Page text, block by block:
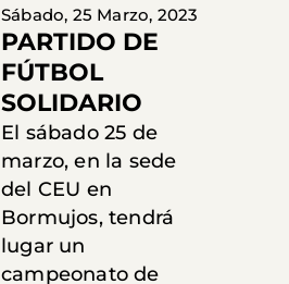
Sábado, 25 Marzo, 2023
PARTIDO DE
FÚTBOL
SOLIDARIO
El sábado 25 de
marzo, en la sede
del CEU en
Bormujos, tendrá
lugar un
campeonato de